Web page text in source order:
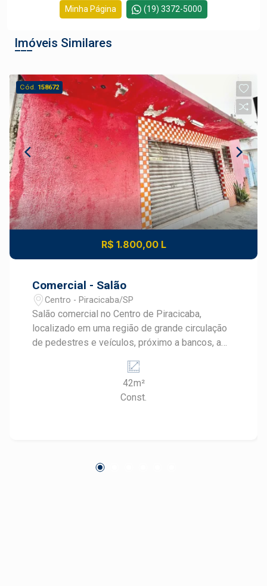
Minha Página (19) 3372-5000
Imóveis Similares
Cód. 158672
R$ 1.800,00 L
Comercial - Salão
Centro - Piracicaba/SP
Salão comercial no Centro de Piracicaba,
localizado em uma região de grande circulação
de pedestres e veículos, próximo a bancos, a
visibilidade e praticidade para o seu negócio. O
imóvel possui 42 m² de área útil e conta com:
Amplo salão comercial 1 banheiro Pia de apoio
grande potencial de atendimento ao público.
42m²
Const.